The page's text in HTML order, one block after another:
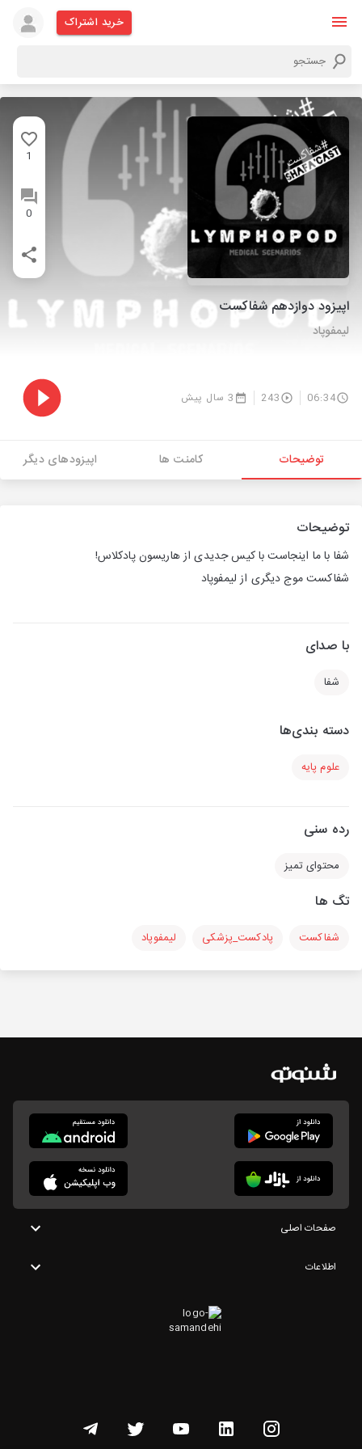
خرید اشتراک
1
0
اپیزود دوازدهم شفاکست
لیمفوپاد
06:34
243 3 سال پیش
توضیحات کامنت ها اپیزودهای دیگر
توضیحات
شفا با ما اینجاست با کیس جدیدی از هاریسون پادکلاس!
شفاکست موج دیگری از لیمفوپاد
با صدای
شفا
دسته بندی‌ها
علوم پایه
رده سنی
محتوای تمیز
تگ ها
شفاکست پادکست_پزشکی لیمفوپاد
صفحات اصلی
اطلاعات